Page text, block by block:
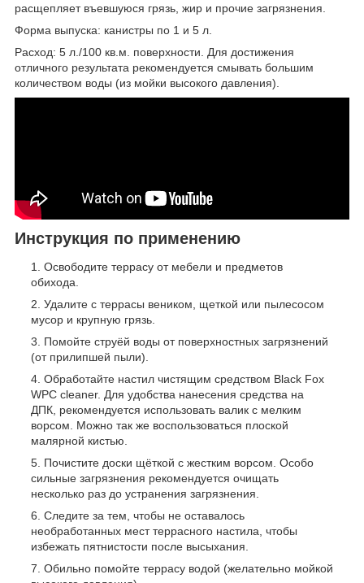
расщепляет въевшуюся грязь, жир и прочие загрязнения.
Форма выпуска: канистры по 1 и 5 л.
Расход: 5 л./100 кв.м. поверхности. Для достижения
отличного результата рекомендуется смывать большим
количеством воды (из мойки высокого давления).
Инструкция по применению
Освободите террасу от мебели и предметов
обихода.
Удалите с террасы веником, щеткой или пылесосом
мусор и крупную грязь.
Помойте струёй воды от поверхностных загрязнений
(от прилипшей пыли).
Обработайте настил чистящим средством Black Fox
WPC cleaner. Для удобства нанесения средства на
ДПК, рекомендуется использовать валик с мелким
ворсом. Можно так же воспользоваться плоской
малярной кистью.
Почистите доски щёткой с жестким ворсом. Особо
сильные загрязнения рекомендуется очищать
несколько раз до устранения загрязнения.
Следите за тем, чтобы не оставалось
необработанных мест террасного настила, чтобы
избежать пятнистости после высыхания.
Обильно помойте террасу водой (желательно мойкой